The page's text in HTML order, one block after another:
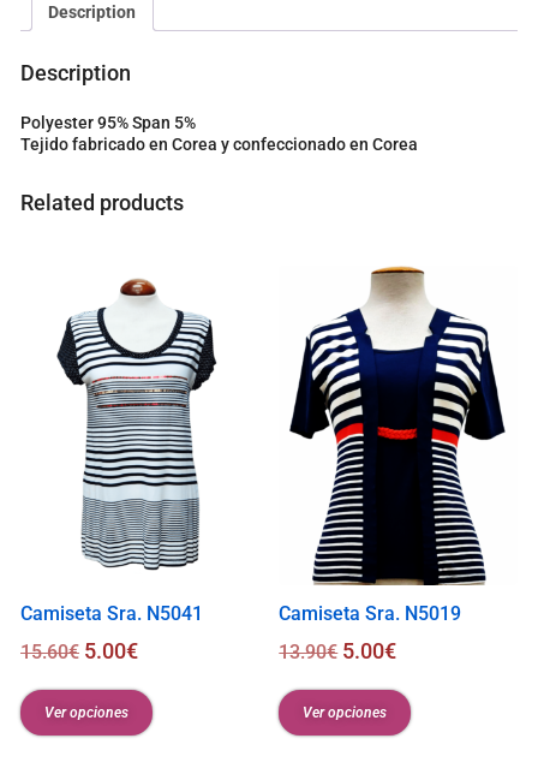
o
t
o
a
Description
Description
Polyester 95% Span 5%
Tejido fabricado en Corea y confeccionado en Corea
Related products
Camiseta Sra. N5041
15.60€ 5.00€
Ver opciones
Camiseta Sra. N5019
13.90€ 5.00€
Ver opciones